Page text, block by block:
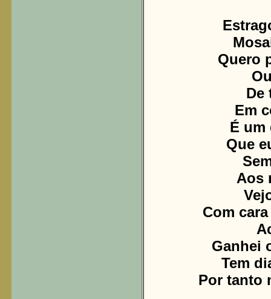
Quero
De
Em
É
Que
Aos
Com
Ganhei
Tem
Por tanto